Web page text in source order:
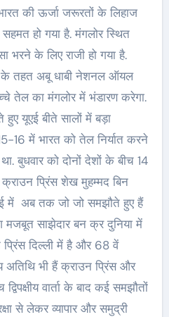
की ऊर्जा जरूरतों के लिहाज
हो गया है. मंगलोर स्थित
भरने के लिए राजी हो गया है.
के तहत अबू धाबी नेशनल ऑयल
तेल का मंगलोर में भंडारण करेगा.
यूएई बीते सालों में बड़ा
16 में भारत को तेल निर्यात करने
बुधवार को दोनों देशों के बीच 14
क्राउन प्रिंस शेख मुहम्मद बिन
में अब तक जो जो समझौते हुए हैं
साझेदार बन क्र दुनिया में
दिल्ली में है और 68 वें
भी हैं क्राउन प्रिंस और
वार्ता के बाद कई समझौतों
से लेकर व्यापार और समुद्री